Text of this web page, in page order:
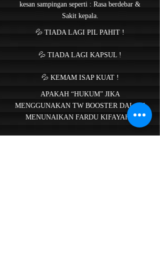
kesan sampingan seperti : Rasa berdebar &
Sakit kepala.
💦 TIADA LAGI PIL PAHIT !
💦 TIADA LAGI KAPSUL !
💦 KEMAM ISAP KUAT !
APAKAH “HUKUM” JIKA
MENGGUNAKAN TW BOOSTER DALAM
MENUNAIKAN FARDU KIFAYAH ?